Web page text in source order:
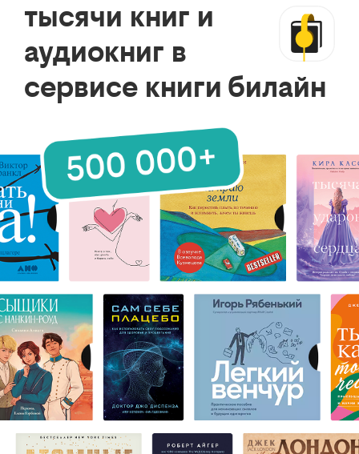
тысячи книг и
аудиокниг в
сервисе книги билайн